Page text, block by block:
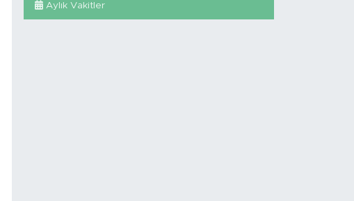
Aylık Vakitler